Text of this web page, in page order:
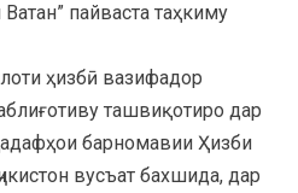
пайваста таҳкиму
ҳизбӣ вазифадор
ташвиқотиро дар
барномавии Ҳизби
вусъат бахшида, дар